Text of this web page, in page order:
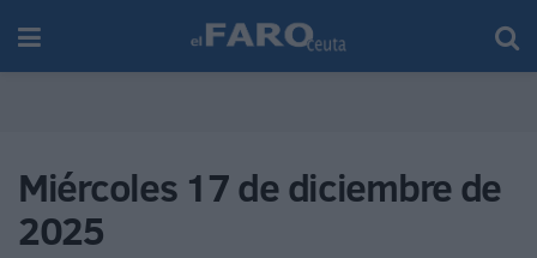
Miércoles 17 de diciembre de
2025